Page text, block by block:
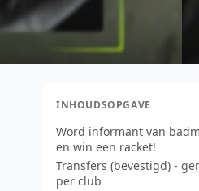
INHOUDSOPGAVE
Word informant van
en win een racket!
Transfers (bevestigd) -
per club